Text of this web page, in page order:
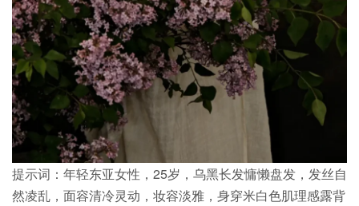
提示词：年轻东亚女性，25岁，乌黑长发慵懒盘发，发丝自
然凌乱，面容清冷灵动，妆容淡雅，身穿米白色肌理感露背